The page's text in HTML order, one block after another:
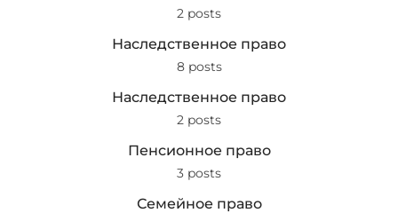
2 posts
Наследственное право
8 posts
Наследственное право
2 posts
Пенсионное право
3 posts
Семейное право